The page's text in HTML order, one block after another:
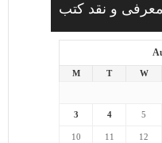
معرفی و نقد کتب
M T W
3 4 5
10 11 12